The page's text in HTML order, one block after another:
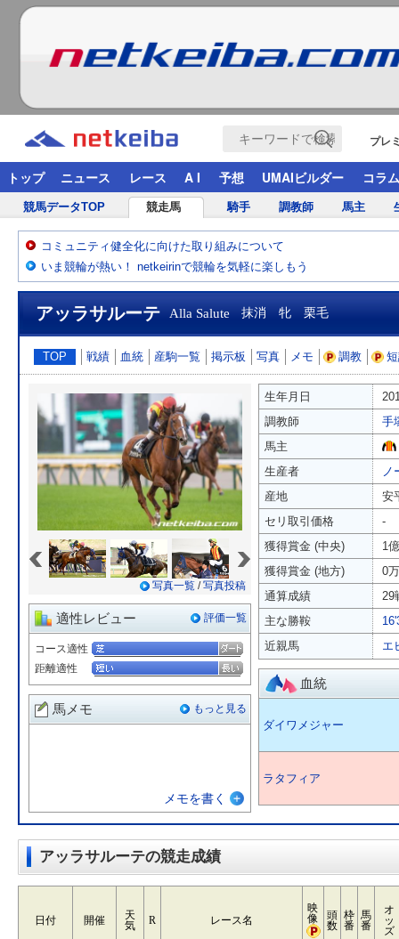
プレ
トップ ニュース レース A I 予想 UMAIビルダー コラム
競馬データTOP 競走馬 騎手 調教師 馬主
コミュニティ健全化に向けた取り組みについて
いま競輪が熱い！ netkeirinで競輪を気軽に楽しもう
アッラサルーテ Alla Salute 抹消 牝 栗毛
TOP 戦績 血統 産駒一覧 掲示板 写真 メモ 調教
写真一覧 /写真投稿
適性レビュー 評価一覧
コース適性
距離適性
馬メモ もっと見る
メモを書く
生年月日
調教師
手
馬主
生産者
ノ
産地
安
セリ取引価格
-
獲得賞金 (中央)
1
獲得賞金 (地方)
0
通算成績
29
主な勝鞍
近親馬
エ
血統
ダイワメジャー
ラタフィア
アッラサルーテの競走成績
日付 開催
天
気
R レース名
映
像
頭
数
枠
番
馬
番
オ
ッ
ズ